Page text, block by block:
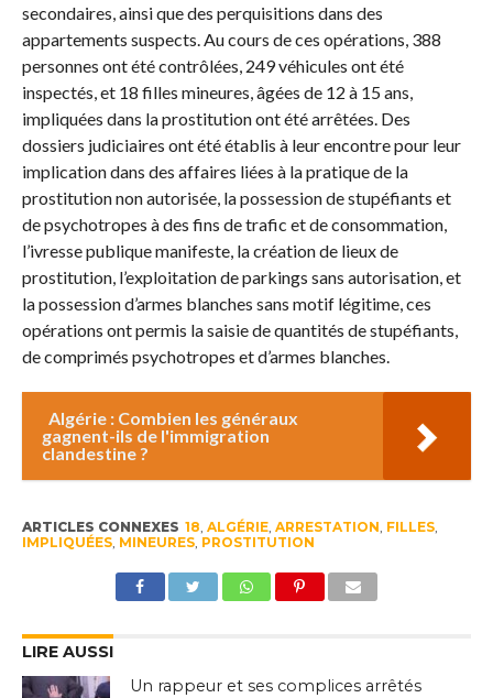
secondaires, ainsi que des perquisitions dans des
appartements suspects. Au cours de ces opérations, 388
personnes ont été contrôlées, 249 véhicules ont été
inspectés, et 18 filles mineures, âgées de 12 à 15 ans,
impliquées dans la prostitution ont été arrêtées. Des
dossiers judiciaires ont été établis à leur encontre pour leur
implication dans des affaires liées à la pratique de la
prostitution non autorisée, la possession de stupéfiants et
de psychotropes à des fins de trafic et de consommation,
l’ivresse publique manifeste, la création de lieux de
prostitution, l’exploitation de parkings sans autorisation, et
la possession d’armes blanches sans motif légitime, ces
opérations ont permis la saisie de quantités de stupéfiants,
de comprimés psychotropes et d’armes blanches.
Algérie : Combien les généraux
gagnent-ils de l'immigration
clandestine ?
ARTICLES CONNEXES 18 ALGÉRIE, ARRESTATION FILLES,
IMPLIQUÉES, MINEURES, PROSTITUTION
LIRE AUSSI
Un rappeur et ses complices arrêtés